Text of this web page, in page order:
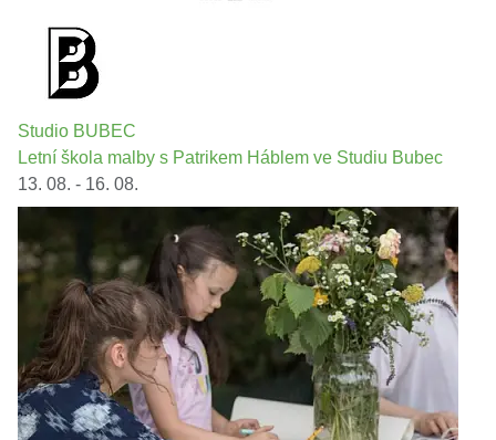
Studio BUBEC
Letní škola malby s Patrikem Háblem ve Studiu Bubec
13. 08. - 16. 08.